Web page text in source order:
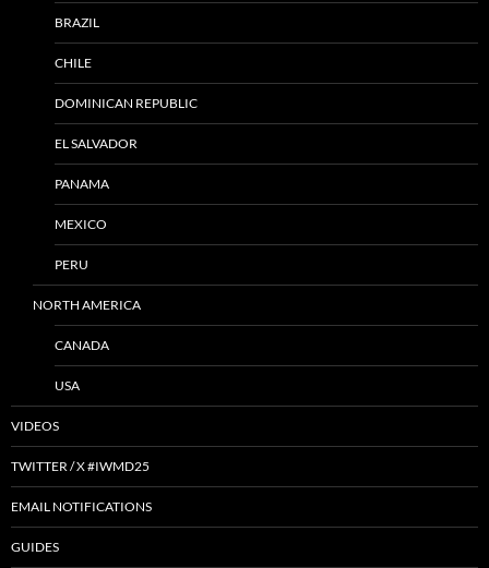
BRAZIL
CHILE
DOMINICAN REPUBLIC
EL SALVADOR
PANAMA
MEXICO
PERU
NORTH AMERICA
CANADA
USA
VIDEOS
TWITTER / X #IWMD25
EMAIL NOTIFICATIONS
GUIDES